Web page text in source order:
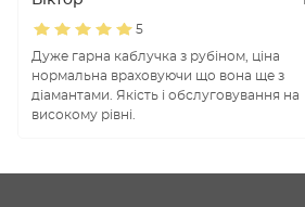
5
Дуже гарна каблучка з рубіном, ціна
нормальна враховуючи що вона ще з
діамантами. Якість і обслуговування на
високому рівні.